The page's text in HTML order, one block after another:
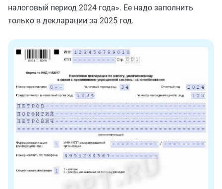
налоговый период 2024 года». Ее надо заполнить
только в декларации за 2025 год.